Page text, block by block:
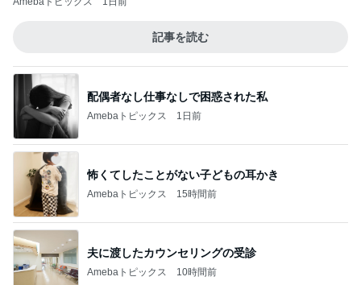
Amebaトピックス 15時間前
夫に渡したカウンセリングの受診
Amebaトピックス 10時間前
施術タオルを裏返し次の客に使う店
Amebaトピックス 1日前